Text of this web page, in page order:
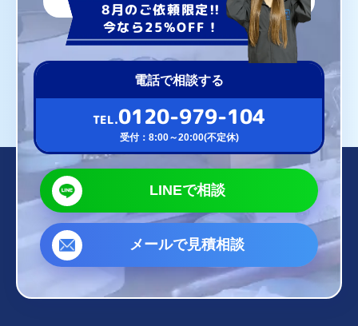
8月のご依頼限定!!
今なら25%OFF！
電話で相談する
TEL.0120-979-104
受付：8:00～20:00(不定休)
LINEで相談
メールで見積相談